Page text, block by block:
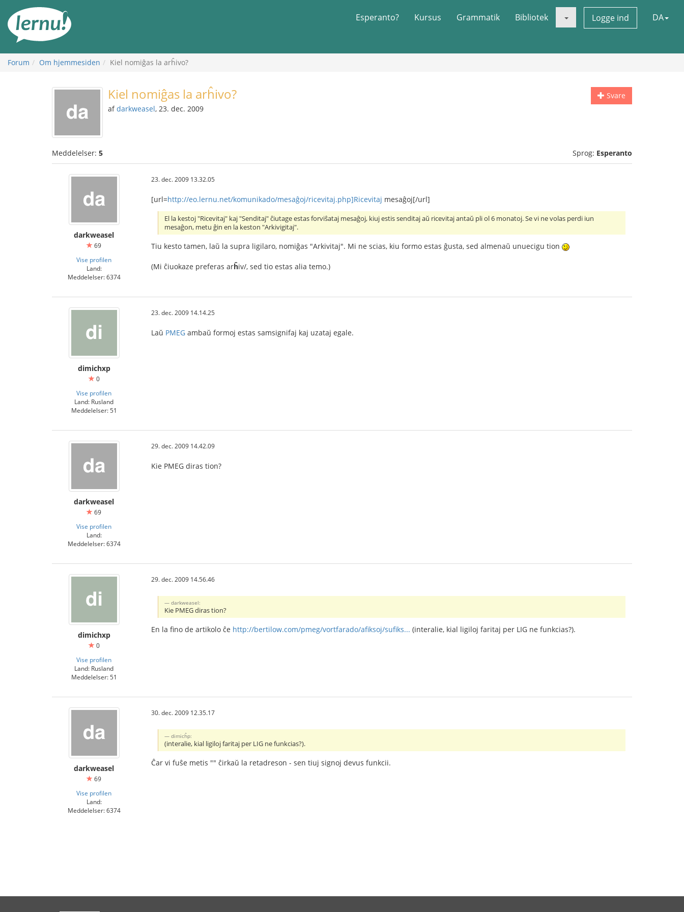
indholdet
Esperanto? Kursus Grammatik Bibliotek Logge ind DA
Forum Om hjemmesiden Kiel nomiĝas la arĥivo?
Svare
Kiel nomiĝas la arĥivo?
afdarkweasel, 23. dec. 2009
Meddelelser: 5 Sprog: Esperanto
darkweasel
69
Vise profilen
Land:
Meddelelser: 6374
23. dec. 2009 13.32.05
[url=http://eo.lernu.net/komunikado/mesaĝoj/ricevitaj.php]Ricevitaj mesaĝoj[/url]
El la kestoj "Ricevitaj" kaj "Senditaj" ĉiutage estas forviŝataj mesaĝoj, kiuj estis senditaj aŭ ricevitaj antaŭ pli ol 6 monatoj. Se vi ne volas perdi iun
mesaĝon, metu ĝin en la keston "Arkivigitaj".
Tiu kesto tamen, laŭ la supra ligilaro, nomiĝas "Arkivitaj". Mi ne scias, kiu formo estas ĝusta, sed almenaŭ unuecigu tion
(Mi ĉiuokaze preferas arĥiv/, sed tio estas alia temo.)
dimichxp
0
Vise profilen
Land: Rusland
Meddelelser: 51
23. dec. 2009 14.14.25
Laŭ PMEG ambaŭ formoj estas samsignifaj kaj uzataj egale.
darkweasel
69
Vise profilen
Land:
Meddelelser: 6374
29. dec. 2009 14.42.09
Kie PMEG diras tion?
dimichxp
0
Vise profilen
Land: Rusland
Meddelelser: 51
29. dec. 2009 14.56.46
darkweasel:
Kie PMEG diras tion?
En la fino de artikolo ĉe http://bertilow.com/pmeg/vortfarado/afiksoj/sufiks... (interalie, kial ligiloj faritaj per LIG ne funkcias?).
darkweasel
69
Vise profilen
Land:
Meddelelser: 6374
30. dec. 2009 12.35.17
dimicĥp:
(interalie, kial ligiloj faritaj per LIG ne funkcias?).
Ĉar vi fuŝe metis "" ĉirkaŭ la retadreson - sen tiuj signoj devus funkcii.